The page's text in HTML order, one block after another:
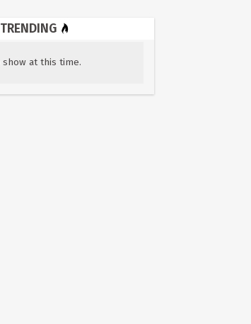
TRENDING